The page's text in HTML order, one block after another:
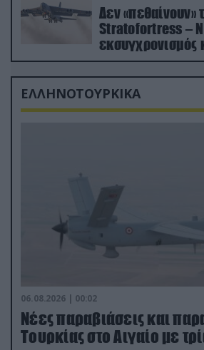
Δεν «πεθαίνουν»
Stratofortress –
από τα
ΕΛΛΗΝΟΤΟΥΡΚΙΚΑ
06.08.2026 | 00:02
Νέες παραβιάσεις και
Τουρκίας στο Αιγαίο με